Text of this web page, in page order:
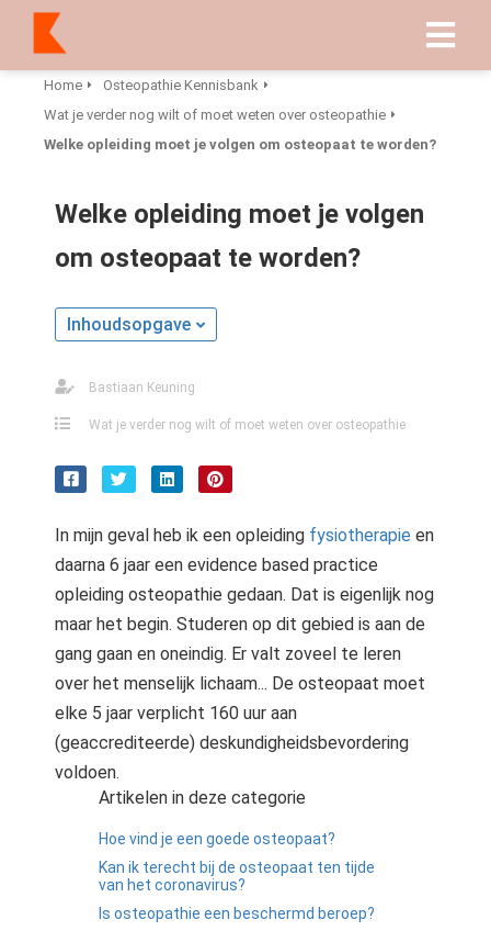
Home
Osteopathie Kennisbank
Wat je verder nog wilt of moet weten over osteopathie
Welke opleiding moet je volgen om osteopaat te worden?
Welke opleiding moet je volgen
om osteopaat te worden?
Inhoudsopgave
Bastiaan Keuning
Wat je verder nog wilt of moet weten over osteopathie
In mijn geval heb ik een opleiding fysiotherapie en
daarna 6 jaar een evidence based practice
opleiding osteopathie gedaan. Dat is eigenlijk nog
maar het begin. Studeren op dit gebied is aan de
gang gaan en oneindig. Er valt zoveel te leren
over het menselijk lichaam... De osteopaat moet
elke 5 jaar verplicht 160 uur aan
(geaccrediteerde) deskundigheidsbevordering
voldoen.
Artikelen in deze categorie
Hoe vind je een goede osteopaat?
Kan ik terecht bij de osteopaat ten tijde
van het coronavirus?
Is osteopathie een beschermd beroep?